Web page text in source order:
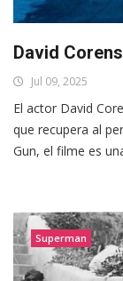
David
Jul 09, 2025
El actor David
que recupera al
Gun, el filme es
Superman